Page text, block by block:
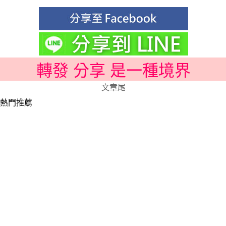
轉發 分享 是一種境界
文章尾
熱門推薦